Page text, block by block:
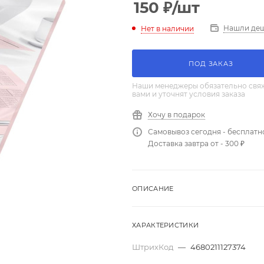
150 ₽/шт
Нет в наличии Нашли
ПОД ЗАКАЗ
Наши менеджеры обязательно
вами и уточнят условия заказа
Хочу в подарок
Самовывоз сегодня -
Доставка завтра от - 300 ₽
ОПИСАНИЕ
ХАРАКТЕРИСТИКИ
ШтрихКод — 4680211127374